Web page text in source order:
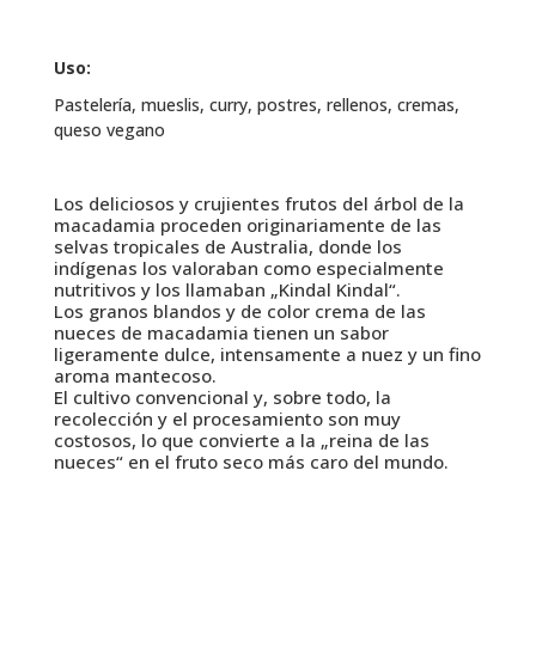
Uso:
Pastelería, mueslis, curry, postres, rellenos, cremas,
queso vegano
Los deliciosos y crujientes frutos del árbol de la
macadamia proceden originariamente de las
selvas tropicales de Australia, donde los
indígenas los valoraban como especialmente
nutritivos y los llamaban „Kindal Kindal“.
Los granos blandos y de color crema de las
nueces de macadamia tienen un sabor
ligeramente dulce, intensamente a nuez y un fino
aroma mantecoso.
El cultivo convencional y, sobre todo, la
recolección y el procesamiento son muy
costosos, lo que convierte a la „reina de las
nueces“ en el fruto seco más caro del mundo.